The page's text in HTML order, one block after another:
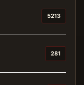
5213
281